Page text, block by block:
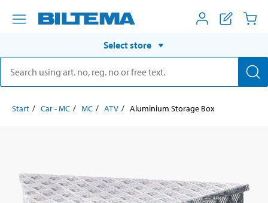
Select store
Start Car - MC MC ATV Aluminium Storage Box